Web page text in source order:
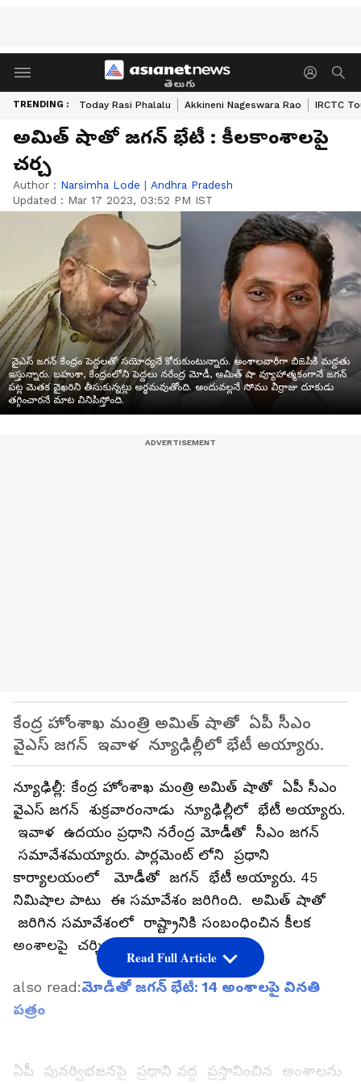
తెలుగు
TRENDING : Today Rasi Phalalu Akkineni Nageswara Rao IRCTC
అమిత్ షాతో జగన్ భేటీ : కీలకాంశాలపై
చర్చ
Author : Narsimha Lode | Andhra Pradesh
Updated : Mar 17 2023, 03:52 PM IST
వైఎస్ జగన్ కేంద్రం పెద్దలతో సయోధ్యనే కోరుకుంటున్నారు. అంశాలవారీగా బిజెపికి మద్దతు
ఇస్తున్నారు. బహుశా, కేంద్రంలోని పెద్దలు నరేంద్ర మోడీ, అమిత్ షా వ్యూహాత్మకంగానే జగన్
పట్ల మెతక వైఖరిని తీసుకున్నట్లు అర్థమవుతోంది. అందువల్లనే సోము వీర్రాజు దూకుడు
తగ్గించారనే మాట వినిపిస్తోంది.
కేంద్ర హోంశాఖ మంత్రి అమిత్ షాతో ఏపీ సీఎం
వైఎస్ జగన్ ఇవాళ న్యూఢిల్లీలో భేటీ అయ్యారు.
న్యూఢిల్లీ: కేంద్ర హోంశాఖ మంత్రి అమిత్ షాతో ఏపీ సీఎం
వైఎస్ జగన్ శుక్రవారంనాడు న్యూఢిల్లీలో భేటీ అయ్యారు.
ఇవాళ ఉదయం ప్రధాని నరేంద్ర మోడీతో సీఎం జగన్
సమావేశమయ్యారు. పార్లమెంట్ లోని ప్రధాని
కార్యాలయంలో మోడీతో జగన్ భేటీ అయ్యారు. 45
నిమిషాల పాటు ఈ సమావేశం జరిగింది. అమిత్ షాతో
జరిగిన సమావేశంలో రాష్ట్రానికి సంబంధించిన కీలక
అంశాలపై చర్చించినట్టుగా సమాచారం.
also read:మోడీతో జగన్ భేటీ: 14 అంశాలపై వినతి
పత్రం
ఏపీ పునర్విభజనపై ప్రధాని వద్ద ప్రస్తావించిన అంశాలను
Read Full Article